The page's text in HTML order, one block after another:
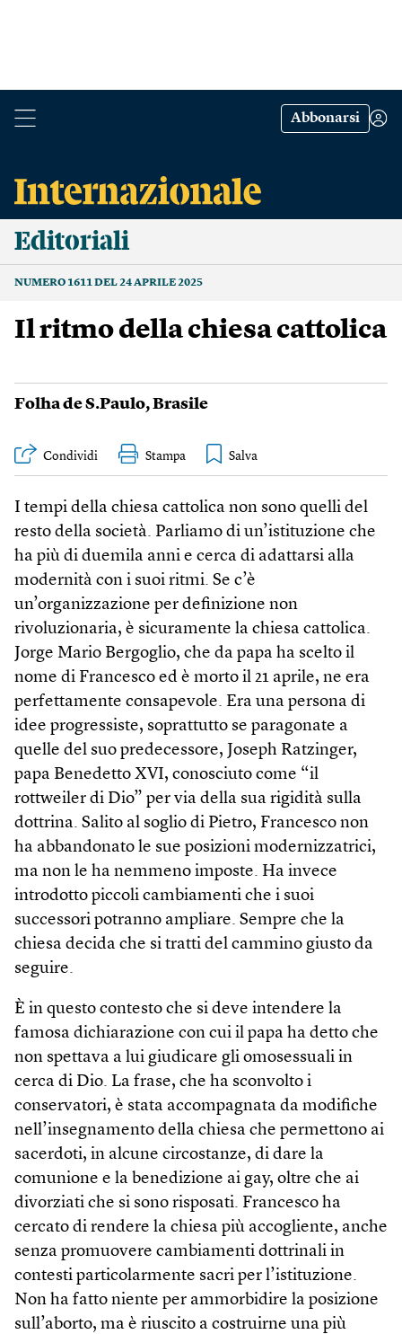
Abbonarsi
Editoriali
NUMERO 1611 DEL 24 APRILE 2025
Il ritmo della chiesa cattolica
Folha de S.Paulo,Brasile
Condividi Stampa
I tempi della chiesa cattolica non sono quelli del
resto della società. Parliamo di un’istituzione che
ha più di duemila anni e cerca di adattarsi alla
modernità con i suoi ritmi. Se c’è
un’organizzazione per definizione non
rivoluzionaria, è sicuramente la chiesa cattolica.
Jorge Mario Bergoglio, che da papa ha scelto il
nome di Francesco ed è morto il 21 aprile, ne era
perfettamente consapevole. Era una persona di
idee progressiste, soprattutto se paragonate a
quelle del suo predecessore, Joseph Ratzinger,
papa Benedetto XVI, conosciuto come “il
rottweiler di Dio” per via della sua rigidità sulla
dottrina. Salito al soglio di Pietro, Francesco non
ha abbandonato le sue posizioni modernizzatrici,
ma non le ha nemmeno imposte. Ha invece
introdotto piccoli cambiamenti che i suoi
successori potranno ampliare. Sempre che la
chiesa decida che si tratti del cammino giusto da
seguire.
È in questo contesto che si deve intendere la
famosa dichiarazione con cui il papa ha detto che
non spettava a lui giudicare gli omosessuali in
cerca di Dio. La frase, che ha sconvolto i
conservatori, è stata accompagnata da modifiche
nell’insegnamento della chiesa che permettono ai
sacerdoti, in alcune circostanze, di dare la
comunione e la benedizione ai gay, oltre che ai
divorziati che si sono risposati. Francesco ha
cercato di rendere la chiesa più accogliente, anche
senza promuovere cambiamenti dottrinali in
contesti particolarmente sacri per l’istituzione.
Non ha fatto niente per ammorbidire la posizione
sull’aborto, ma è riuscito a costruirne una più